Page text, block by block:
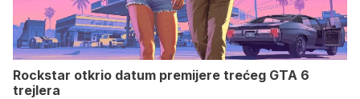
Rockstar otkrio datum premijere trećeg GTA 6
trejlera